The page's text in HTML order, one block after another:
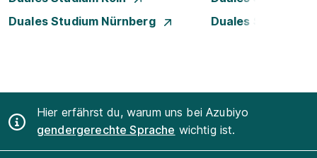
Duales Studium Nürnberg
Duales Studium
Hier erfährst du, warum uns bei Azubiyo
gendergerechte Sprache wichtig ist.